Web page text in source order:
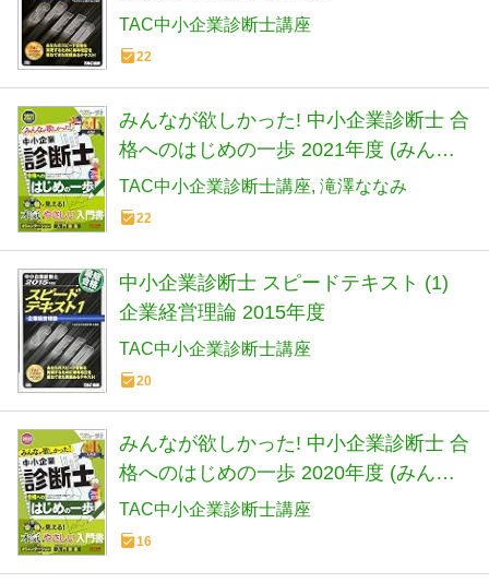
TAC中小企業診断士講座
22
みんなが欲しかった! 中小企業診断士 合
格へのはじめの一歩 2021年度 (みんな
が欲しかった! 合格へのはじめの一歩シ
リーズ)
TAC中小企業診断士講座 滝澤ななみ
22
中小企業診断士 スピードテキスト (1)
企業経営理論 2015年度
TAC中小企業診断士講座
20
みんなが欲しかった! 中小企業診断士 合
格へのはじめの一歩 2020年度 (みんな
が欲しかった! 合格へのはじめの一歩シ
リーズ)
TAC中小企業診断士講座
16